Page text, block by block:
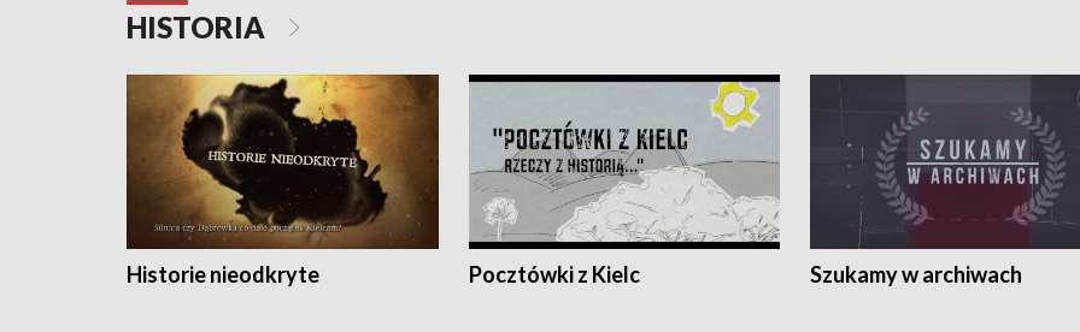
HISTORIA
Historie nieodkryte Pocztówki z Kielc Szukamy w archiwach